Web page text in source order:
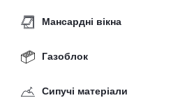
Мансардні вікна
Газоблок
Сипучі матеріали